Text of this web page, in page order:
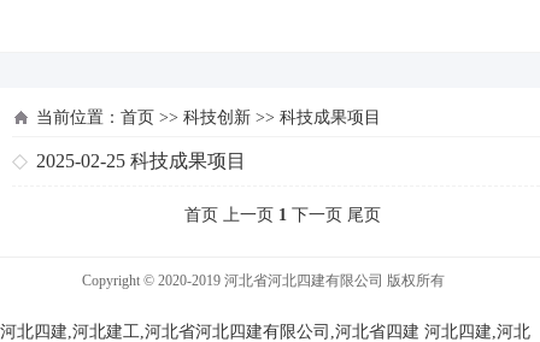
当前位置： 首页 >> 科技创新 >> 科技成果项目
2025-02-25 科技成果项目
首页 上一页 1 下一页 尾页
Copyright © 2020-2019 河北省河北四建有限公司 版权所有
河北四建,河北建工,河北省河北四建有限公司,河北省四建 河北四建,河北